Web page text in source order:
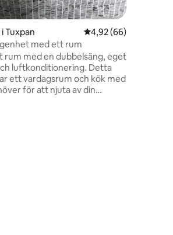
betyg, 37 omdömen
Tuxpan 4,92 av 5 i
4,92 (66)
med ett rum
rum med en dubbelsäng, eget
luftkonditionering. Detta
ett vardagsrum och kök med
för att njuta av din